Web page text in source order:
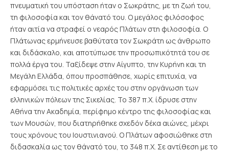
πνευματική του υπόσταση ήταν ο Σωκράτης, με τη ζωή του,
τη φιλοσοφία και τον θάνατό του. Ο μεγάλος φιλόσοφος
ήταν αιτία να στραφεί ο νεαρός Πλάτων στη φιλοσοφία. Ο
Πλάτωνας ερμήνευσε βαθύτατα τον Σωκράτη ως άνθρωπο
και διδάσκαλο, και αποτύπωσε την προσωπικότητά του σε
πολλά έργα του. Ταξίδεψε στην Αίγυπτο, την Κυρήνη και τη
Μεγάλη Ελλάδα, όπου προσπάθησε, χωρίς επιτυχία, να
εφαρμόσει τις πολιτικές αρχές του στην οργάνωση των
ελληνικών πόλεων της Σικελίας. Το 387 π.Χ. ίδρυσε στην
Αθήνα την Ακαδημία, περίφημο κέντρο της φιλοσοφίας και
των Μουσών, που διατηρήθηκε σχεδόν δέκα αιώνες, μέχρι
τους χρόνους του Ιουστινιανού. Ο Πλάτων αφοσιώθηκε στη
διδασκαλία ως τον θάνατό του, το 348 π.Χ. Σε αντίθεση με το